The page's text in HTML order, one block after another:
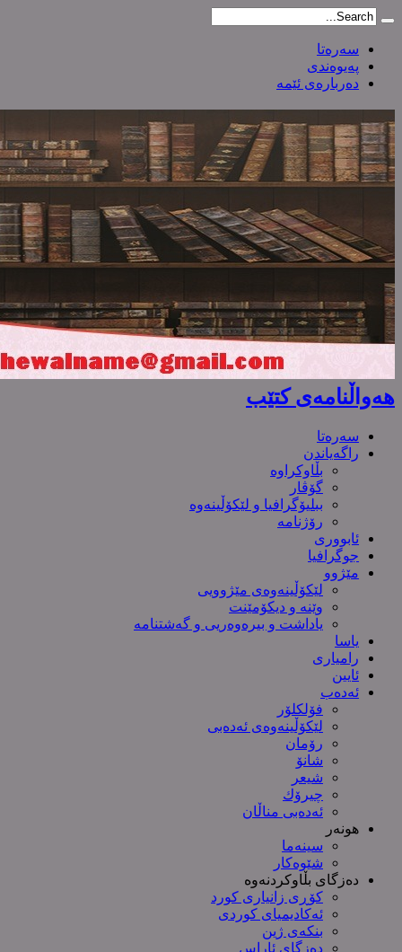
سەرەتا
پەیوەندی
دەربارەی ئێمە
هەواڵنامەی کتێب
سەرەتا
راگەیاندن
بڵاوکراوە
گۆڤار
ببلیۆگرافیا و لێکۆڵینەوە
رۆژنامە
ئابووری
جوگرافیا
مێژوو
لێکۆڵینەوەی مێژوویی
وێنە و دیکۆمێنت
یاداشت و بیره‌وه‌ریی و گەشتنامە
یاسا
رامیاری
ئایین
ئەدەب
فۆلکلۆر
لێکۆڵینەوەی ئەدەبی
رۆمان
شانۆ
شیعر
چیرۆك
ئەدەبی مناڵان
هونەر
سینەما
شێوەکار
دەزگای بڵاوکردنەوە
کۆڕی زانیاری کورد
ئەکادیمیای کوردی
بنکەی ژین
دەزگای ئاراس